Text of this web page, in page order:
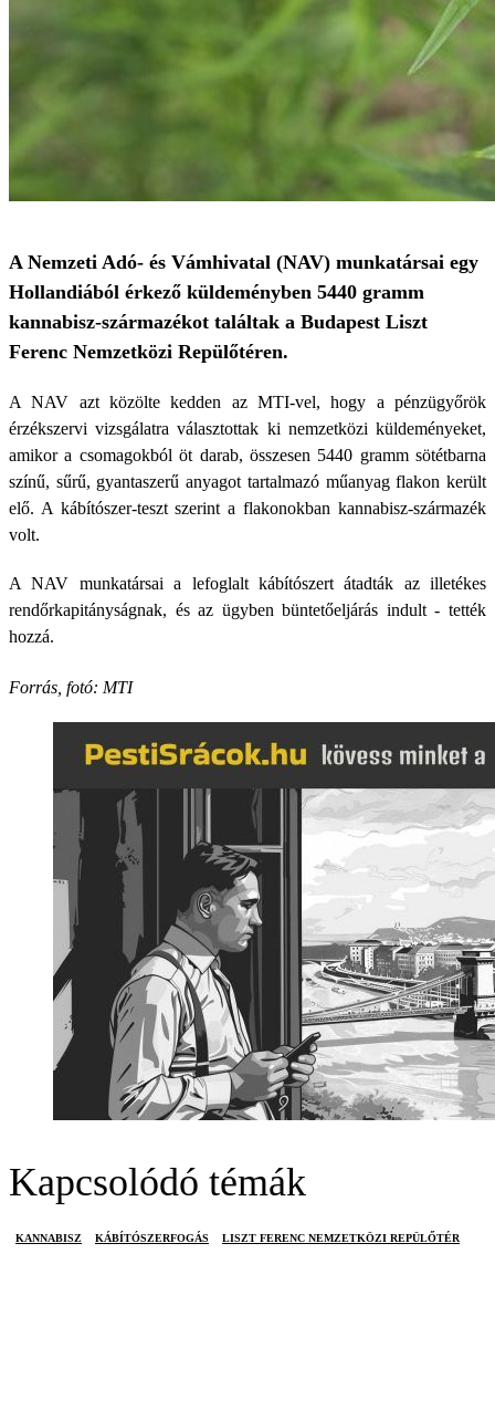
A Nemzeti Adó- és Vámhivatal (NAV) munkatársai egy
Hollandiából érkező küldeményben 5440 gramm
kannabisz-származékot találtak a Budapest Liszt
Ferenc Nemzetközi Repülőtéren.
A NAV azt közölte kedden az MTI-vel, hogy a pénzügyőrök
érzékszervi vizsgálatra választottak ki nemzetközi küldeményeket,
amikor a csomagokból öt darab, összesen 5440 gramm sötétbarna
színű, sűrű, gyantaszerű anyagot tartalmazó műanyag flakon került
elő. A kábítószer-teszt szerint a flakonokban kannabisz-származék
volt.
A NAV munkatársai a lefoglalt kábítószert átadták az illetékes
rendőrkapitányságnak, és az ügyben büntetőeljárás indult - tették
hozzá.
Forrás, fotó: MTI
Kapcsolódó témák
KANNABISZ KÁBÍTÓSZERFOGÁS LISZT FERENC NEMZETKÖZI REPÜLŐTÉR